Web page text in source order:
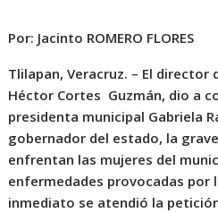
Por: Jacinto ROMERO FLORES
Tlilapan, Veracruz. – El
Héctor Cortes Guzmán, dio a
presidenta municipal Gabriela
gobernador del estado, la
enfrentan las mujeres del
enfermedades provocadas por
inmediato se atendió la